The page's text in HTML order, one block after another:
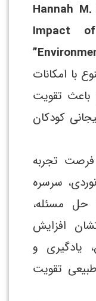
Hannah
“Impact
با امکانات
باعث تقویت
کودکان
تجربه
سرسره
حل مسئله،
افزایش
یادگیری و
تقویت